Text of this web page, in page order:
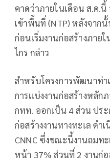
คาดว่าภายในเดือน ส.ค.
เข้าพื้นที่ (NTP) หลังจาก
ก่อนเริ่มงานก่อสร้างภาย
ไกร กล่าว
สำหรับโครงการพัฒนาท่า
การแบ่งงานก่อสร้างหลัก
กทท. ออกเป็น 4 ส่วน ปร
ก่อสร้างงานทางทะเล ดำ
CNNC ซึ่งขณะนี้งานถมท
หน้า 37% ส่วนที่ 2 งานก่